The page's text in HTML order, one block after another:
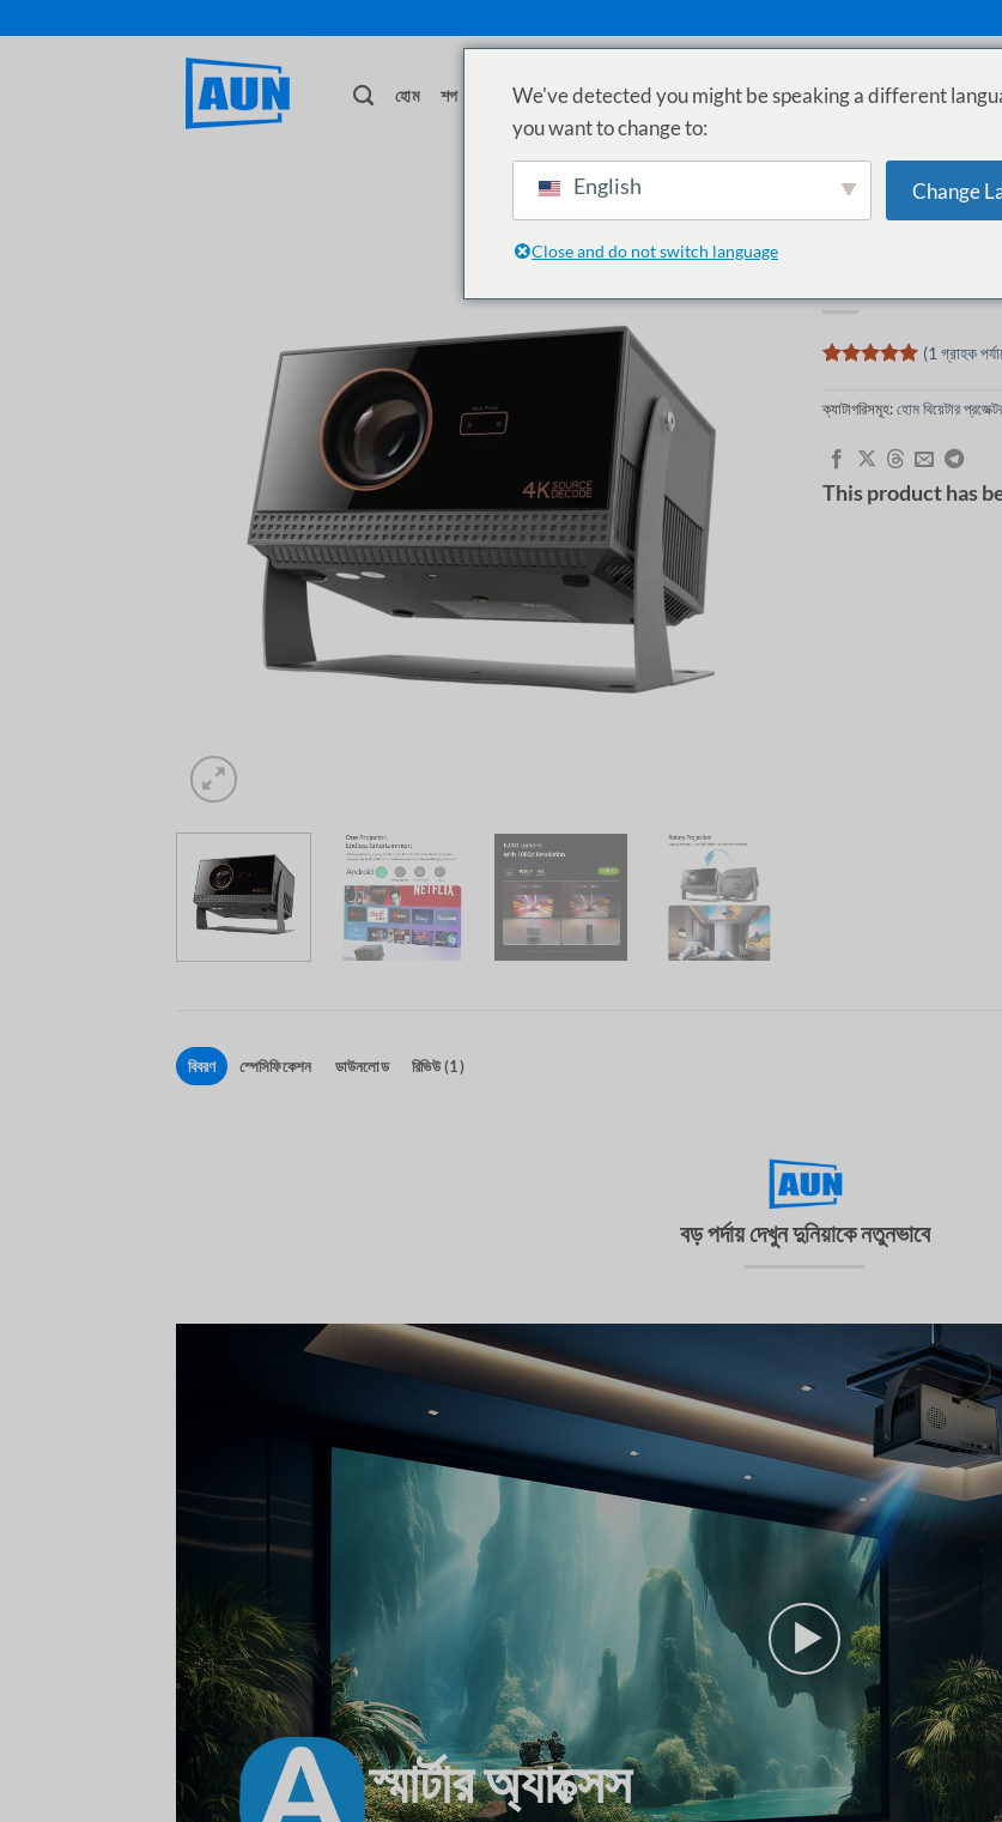
to
হোম শপ ডিলার খুঁজুন গাইড সাপোর্ট EMI
AUN A003
রেটিং এর উপর
ভিত্তি করে 5
রেট করা
(1 গ্রাহক
ক্যাটাগরিসমূহ:হোম থিয়েটার
This product has
বিবরণ স্পেসিফিকেশন ডাউনলোড রিভিউ (1)
বড় পর্দায় দেখুন দুনিয়াকে নতুনভাবে
স্মার্টার অ্যাক্সেস
We've detected you might be speaking a different
you want to change to:
English Change
Close and do not switch language